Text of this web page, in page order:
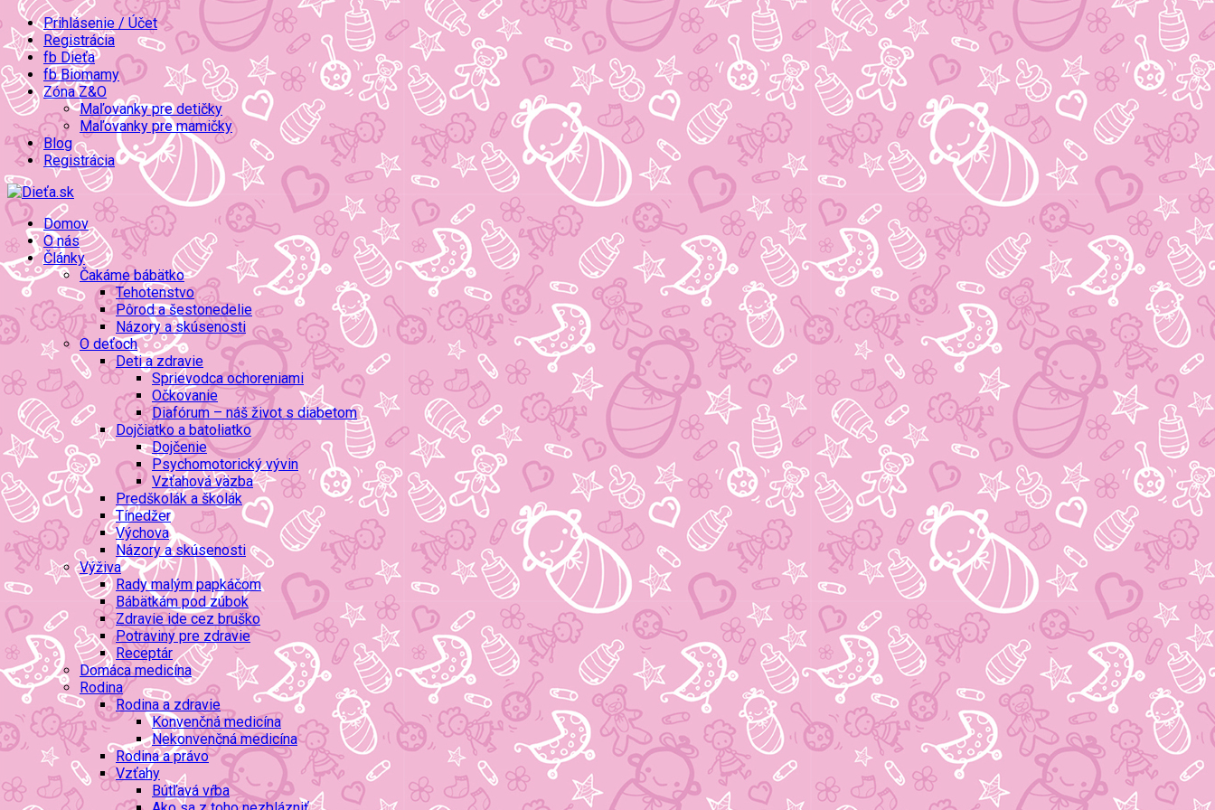
Prihlásenie / Účet
Registrácia
fb Dieťa
fb Biomamy
Zóna Z&O
Maľovanky pre detičky
Maľovanky pre mamičky
Blog
Registrácia
Domov
O nás
Články
Čakáme bábätko
Tehotenstvo
Pôrod a šestonedelie
Názory a skúsenosti
O deťoch
Deti a zdravie
Sprievodca ochoreniami
Očkovanie
Diafórum – náš život s diabetom
Dojčiatko a batoliatko
Dojčenie
Psychomotorický vývin
Vzťahová väzba
Predškolák a školák
Tínedžer
Výchova
Názory a skúsenosti
Výživa
Rady malým papkáčom
Bábätkám pod zúbok
Zdravie ide cez bruško
Potraviny pre zdravie
Receptár
Domáca medicína
Rodina
Rodina a zdravie
Konvenčná medicína
Nekonvenčná medicína
Rodina a právo
Vzťahy
Bútľavá vŕba